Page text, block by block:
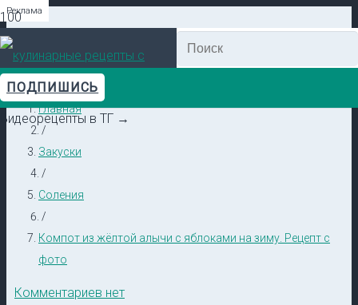
ПОДПИШИСЬ
Видеорецепты в ТГ →
Главная
/
Закуски
/
Соления
/
Компот из жёлтой алычи с яблоками на зиму. Рецепт с
фото
Комментариев нет
Реклама
Реклама
Реклама
Реклама
Реклама
Реклама